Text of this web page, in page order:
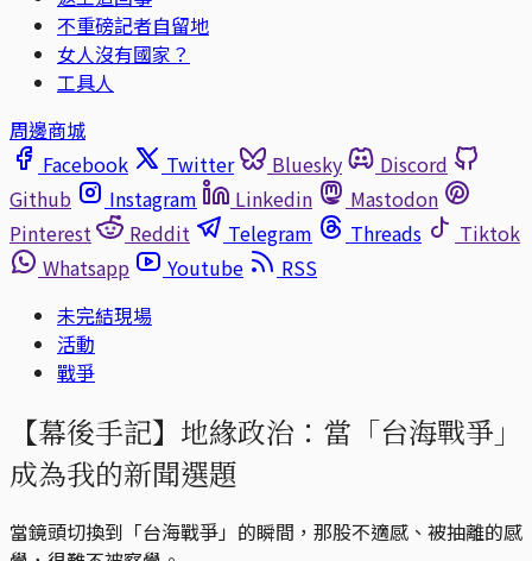
不重磅記者自留地
女人沒有國家？
工具人
周邊商城
Facebook
Twitter Bluesky
Discord
Github
Instagram Linkedin
Mastodon
Pinterest
Reddit Telegram Threads
Tiktok
Whatsapp
Youtube
RSS
未完結現場
活動
戰爭
【幕後手記】地緣政治：當「台海戰爭」
成為我的新聞選題
當鏡頭切換到「台海戰爭」的瞬間，那股不適感、被抽離的感